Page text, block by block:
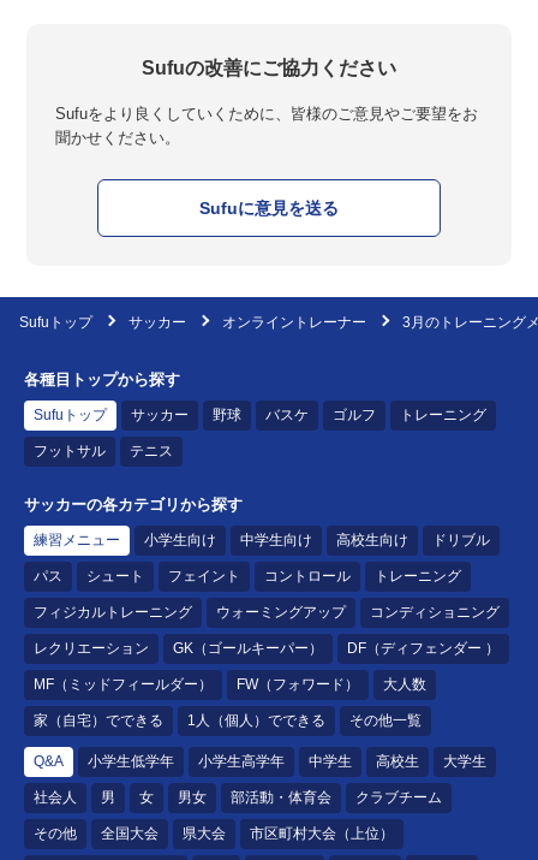
Sufuの改善にご協力ください
Sufuをより良くしていくために、皆様のご意見やご要望をお
聞かせください。
Sufuに意見を送る
Sufuトップ サッカー オンライントレーナー 3月のトレーニング
各種目トップから探す
Sufuトップ サッカー 野球 バスケ ゴルフ トレーニング
フットサル テニス
サッカーの各カテゴリから探す
練習メニュー 小学生向け 中学生向け 高校生向け ドリブル
パス シュート フェイント コントロール トレーニング
フィジカルトレーニング ウォーミングアップ コンディショニング
レクリエーション GK（ゴールキーパー） DF（ディフェンダー ）
MF（ミッドフィールダー） FW（フォワード） 大人数
家（自宅）でできる 1人（個人）でできる その他一覧
Q&A 小学生低学年 小学生高学年 中学生 高校生 大学生
社会人 男 女 男女 部活動・体育会 クラブチーム
その他 全国大会 県大会 市区町村大会（上位）